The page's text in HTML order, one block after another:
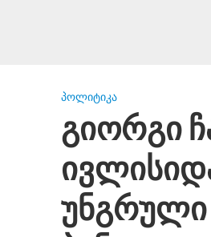
ᲞᲝᲚᲘᲢᲘᲙᲐ
გიორგი